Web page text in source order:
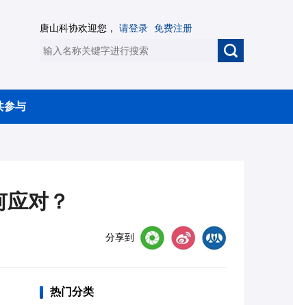
唐山科协欢迎您， 请登录 免费注册
参与
对？
分享到
热门分类